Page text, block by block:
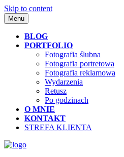
Skip to content
Menu
BLOG
PORTFOLIO
Fotografia ślubna
Fotografia portretowa
Fotografia reklamowa
Wydarzenia
Retusz
Po godzinach
O MNIE
KONTAKT
STREFA KLIENTA